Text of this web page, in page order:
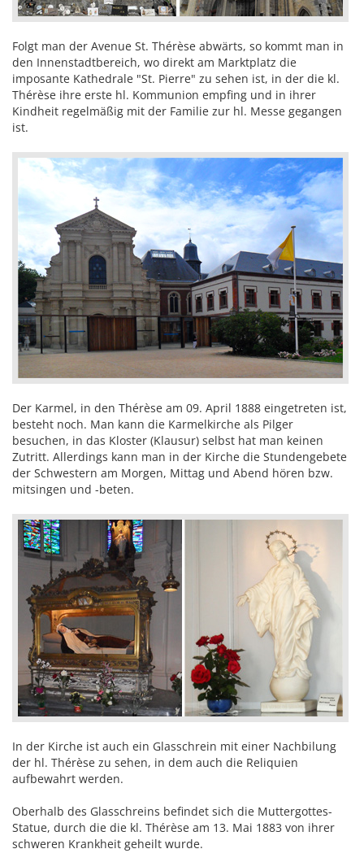
Folgt man der Avenue St. Thérèse abwärts, so kommt man in
den Innenstadtbereich, wo direkt am Marktplatz die
imposante Kathedrale "St. Pierre" zu sehen ist, in der die kl.
Thérèse ihre erste hl. Kommunion empfing und in ihrer
Kindheit regelmäßig mit der Familie zur hl. Messe gegangen
ist.
Der Karmel, in den Thérèse am 09. April 1888 eingetreten ist,
besteht noch. Man kann die Karmelkirche als Pilger
besuchen, in das Kloster (Klausur) selbst hat man keinen
Zutritt. Allerdings kann man in der Kirche die Stundengebete
der Schwestern am Morgen, Mittag und Abend hören bzw.
mitsingen und -beten.
In der Kirche ist auch ein Glasschrein mit einer Nachbilung
der hl. Thérèse zu sehen, in dem auch die Reliquien
aufbewahrt werden.
Oberhalb des Glasschreins befindet sich die Muttergottes-
Statue, durch die die kl. Thérèse am 13. Mai 1883 von ihrer
schweren Krankheit geheilt wurde.